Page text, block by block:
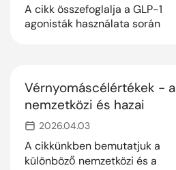
A cikk összefoglalja a GLP-1
agonisták használata során
megoldásait.
Vérnyomáscélértékek - a
nemzetközi és hazai
ajánlások
összehasonlítása
2026.04.03
A cikkünkben bemutatjuk a
különböző nemzetközi és a